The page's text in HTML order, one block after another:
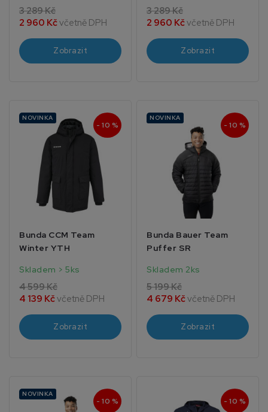
3 289 Kč
2 960 Kčvčetně DPH
Zobrazit
3 289 Kč
2 960 Kčvčetně DPH
Zobrazit
NOVINKA
- 10 %
Bunda CCM Team
Winter YTH
Skladem > 5ks
4 599 Kč
4 139 Kčvčetně DPH
Zobrazit
NOVINKA
- 10 %
Bunda Bauer Team
Puffer SR
Skladem 2ks
5 199 Kč
4 679 Kčvčetně DPH
Zobrazit
NOVINKA
- 10 % - 10 %